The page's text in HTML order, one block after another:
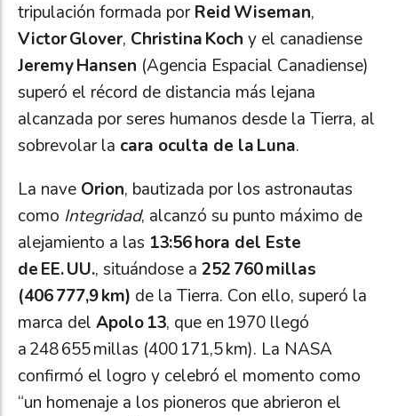
tripulación formada porReid Wiseman,
Victor Glover, Christina Koch y el canadiense
Jeremy Hansen (Agencia Espacial Canadiense)
superó el récord de distancia más lejana
alcanzada por seres humanos desde la Tierra, al
sobrevolar la cara oculta de la Luna.
La nave Orion, bautizada por los astronautas
como Integridad, alcanzó su punto máximo de
alejamiento a las 13:56 hora del Este
de EE. UU., situándose a 252 760 millas
(406 777,9 km) de la Tierra. Con ello, superó la
marca del Apolo 13, que en 1970 llegó
a 248 655 millas (400 171,5 km). La NASA
confirmó el logro y celebró el momento como
“un homenaje a los pioneros que abrieron el